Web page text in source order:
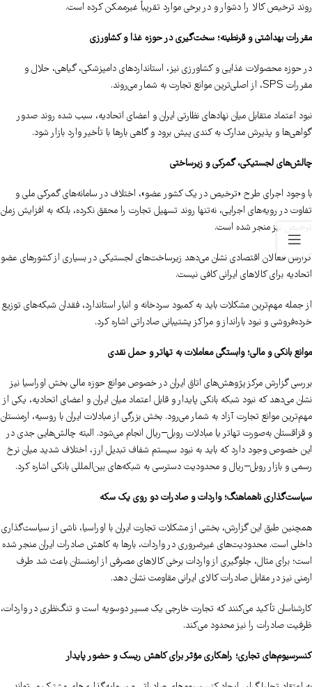
روند ترخیص کالا را دشوار و در برخی موارد تقریباً غیرممکن کرده است.
مقررات بهداشتی و قرنطینه؛ سخت‌گیری در حوزه غذا و کشاورزی
در حوزه محصولات غذایی و کشاورزی نیز، استانداردهای دامپزشکی، گیاهی، حلال و
مقررات SPS، از اصلی‌ترین موانع تجارت به شمار می‌روند.
نبود اعتماد متقابل میان نهادهای نظارتی ایران و اعضای اتحادیه، سبب شده روند صدور
گواهی‌ها و پذیرش مدارک به کندی پیش برود و گاهی بارها با تأخیر وارد بازار شود.
چالش‌های لجستیکی، گمرکی و زیرساختی
با وجود اجرای طرح «ترخیص در یک کشور عضو»، اختلاف در سامانه‌های گمرکی ملی و
تفاوت در رویه‌های اجرایی، نه‌تنها روند تسهیل تجارت را محقق نکرده، بلکه به افزایش زمان
ترخیص نیز منجر شده است.
گزارش فعالان اقتصادی نشان می‌دهد زیرساخت‌های لجستیکی در بسیاری از کشورهای عضو
اتحادیه برای کالاهای ایرانی کافی نیست.
از جمله مهم‌ترین مشکلات باید به کمبود سردخانه و انبار استاندارد، فقدان شبکه‌های توزیع
خرده‌فروشی و نبود بارانداز و مراکز پشتیبانی صادراتی اشاره کرد.
موانع بانکی و مالی؛ وابستگی معاملات به تهاتر و حمل نقدی
بررسی گزارش مرکز پژوهش‌های اتاق ایران در خصوص موانع حوزه مالی بخش اوراسیا نیز
نشان می‌دهد که نبود شبکه بانکی پایدار و قابل اعتماد میان ایران و اعضای اتحادیه، یکی از
مهم‌ترین موانع تجارت آزاد به شمار می‌رود. بخش بزرگی از مبادلات ایران با روسیه، ارمنستان
و قزاقستان به‌صورت تهاتر یا مبادلات روبل–ریال انجام می‌شود. البته چالش‌هایی جدی در
این خصوص وجود دارد که باید به نبود سیستم شفاف تبدیل ارز، اختلاف شدید میان نرخ
رسمی و بازار روبل–ریال و محدودیت دسترسی به شبکه‌های بین‌المللی بانکی اشاره کرد.
سیاست‌گذاری ناهماهنگ؛ واردات و صادرات دو روی یک سکه
همچنین طبق این گزارش، بخشی از مشکلات تجارت ایران با اوراسیا، ناشی از سیاست‌گذاری
داخلی است. محدودیت‌های غیرضروری در واردات، بارها به کاهش صادرات ایران منجر شده
است؛ برای مثال، جلوگیری از واردات برخی کالاهای مصرفی از ارمنستان باعث شد طرف
ارمنی نیز در مقابل صادرات کالای ایرانی مقاومت نشان دهد.
کارشناسان تأکید می‌کنند که تجارت خارجی یک مسیر دوسویه است و تنگ‌نظری در واردات،
ظرفیت صادرات را نیز محدود می‌کند.
کنسرسیوم‌های تجاری؛ راهکاری مؤثر برای کاهش ریسک و حضور پایدار